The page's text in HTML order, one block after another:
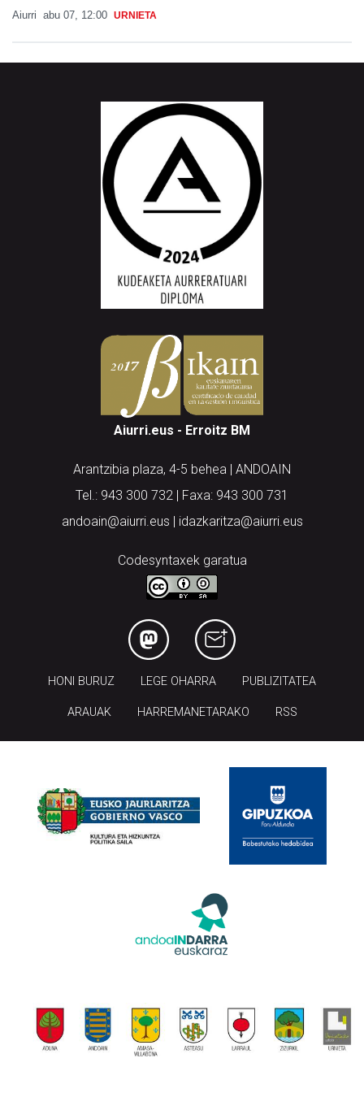
Aiurri abu 07, 12:00 URNIETA
Aiurri.eus - Erroitz BM
Arantzibia plaza, 4-5 behea | ANDOAIN
Tel.: 943 300 732 | Faxa: 943 300 731
andoain@aiurri.eus | idazkaritza@aiurri.eus
Codesyntaxek garatua
HONI BURUZ LEGE OHARRA PUBLIZITATEA
ARAUAK HARREMANETARAKO RSS